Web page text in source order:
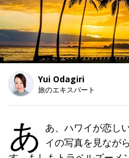
Yui Odagiri
旅のエキスパート
す
あ あ、ハワイが恋し
イの写真を見なが